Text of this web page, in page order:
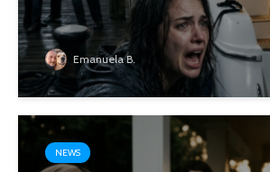
Emanuela B.
NEWS